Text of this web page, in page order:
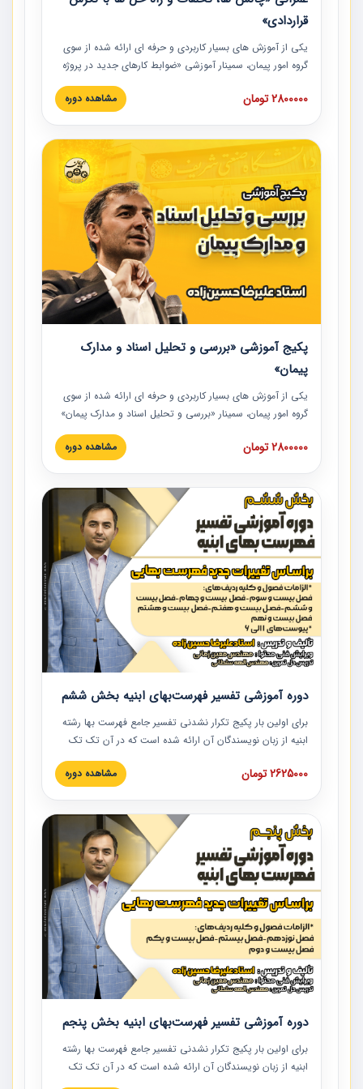
قراردادی»
یکی از آموزش‏‏‏‏‏‏ های بسیار کاربردی و حرفه‏ ای ارائه شده از سوی
گروه امور پیمان، سمینار آموزشی «ضوابط کارهای جدید در پروژه
های عمرانی» چالش ها، تخلفات و راه حل ها با نگرش قراردادی
است که در محل سندیکای شرکت های ساختمانی کشور ارائه شد.
مدارک پیمان به همراه تجربیات عملی ارائه شده است.
2800000 تومان مشاهده دوره
پکیج آموزشی «بررسی و تحلیل اسناد و مدارک
پیمان»
یکی از آموزش‏‏‏‏‏‏ های بسیار کاربردی و حرفه‏ ای ارائه شده از سوی
گروه امور پیمان، سمینار «بررسی و تحلیل اسناد و مدارک پیمان»
است که در دانشگاه صنعتی شریف ارائه شد. در این آموزش
نکات کلیدی مربوط به اسناد و مدارک پیمان، اولویت بندی اسناد
پیمان به همراه تجربیات عملی در این خصوص ارائه شده است.
2800000 تومان مشاهده دوره
دوره آموزشی تفسیر فهرست‌بهای ابنیه بخش ششم
برای اولین بار پکیج تکرار نشدنی تفسیر جامع فهرست بها رشته
ابنیه از زبان نویسندگان آن ارائه شده است که در آن تک تک
ردیف ها و مطالب فهرست بها تفسیر و ارائه شده است. این
دوره به صورت کامل تصویری بوده و به همراه تصاویر عملیات
دوره با کلام مهندس علیرضاحسین‌زاده مدیر پروژه مهندسی
مشاور در امر بازنگری فهرست بها رشته ابنیه ارائه شده و به تمام
همکارانی که در حوزه صنعت ساخت در حال فعالیت هستند حتما
توصیه می کنیم از مطالب این دوره استفاده نمایند.
2625000 تومان مشاهده دوره
دوره آموزشی تفسیر فهرست‌بهای ابنیه بخش پنجم
برای اولین بار پکیج تکرار نشدنی تفسیر جامع فهرست بها رشته
ابنیه از زبان نویسندگان آن ارائه شده است که در آن تک تک
ردیف ها و مطالب فهرست بها تفسیر و ارائه شده است. این